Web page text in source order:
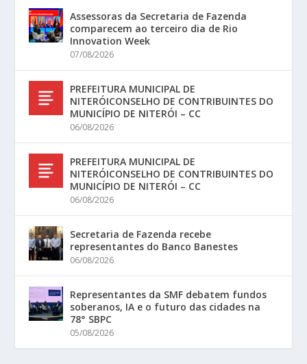
Assessoras da Secretaria de Fazenda
comparecem ao terceiro dia de Rio
Innovation Week
07/08/2026
PREFEITURA MUNICIPAL DE
NITERÓICONSELHO DE CONTRIBUINTES DO
MUNICÍPIO DE NITERÓI – CC
06/08/2026
PREFEITURA MUNICIPAL DE
NITERÓICONSELHO DE CONTRIBUINTES DO
MUNICÍPIO DE NITERÓI – CC
06/08/2026
Secretaria de Fazenda recebe
representantes do Banco Banestes
06/08/2026
Representantes da SMF debatem fundos
soberanos, IA e o futuro das cidades na
78° SBPC
05/08/2026